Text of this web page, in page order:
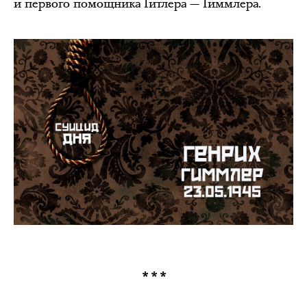
и первого помощника Гитлера — Гиммлера.
***